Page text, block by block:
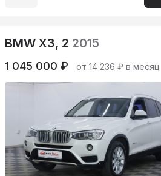
BMW X3, 2 2015
1 045 000 ₽ от 14 236 ₽ в месяц